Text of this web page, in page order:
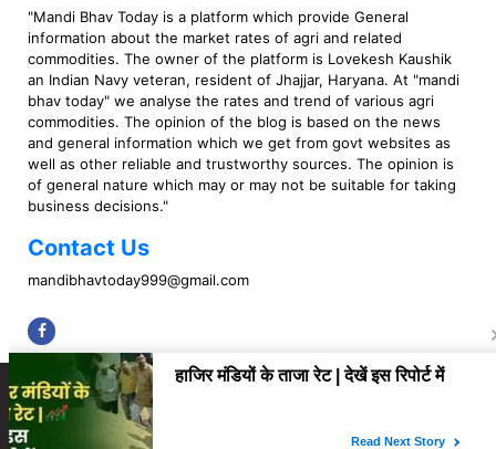
"Mandi Bhav Today is a platform which provide General
information about the market rates of agri and related
commodities. The owner of the platform is Lovekesh Kaushik
an Indian Navy veteran, resident of Jhajjar, Haryana. At "mandi
bhav today" we analyse the rates and trend of various agri
commodities. The opinion of the blog is based on the news
and general information which we get from govt websites as
well as other reliable and trustworthy sources. The opinion is
of general nature which may or may not be suitable for taking
business decisions."
Contact Us
mandibhavtoday999@gmail.com
Copyright © 2023 Mandi Bhav Today. All rights Reserved. Powered by TIMES
About Us